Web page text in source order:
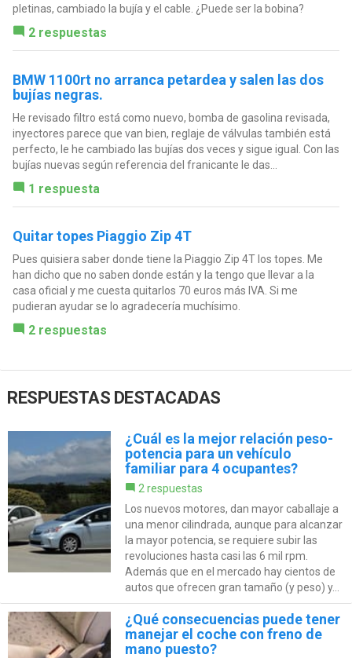
pletinas, cambiado la bujía y el cable. ¿Puede ser la bobina?
2 respuestas
BMW 1100rt no arranca petardea y salen las dos
bujías negras.
He revisado filtro está como nuevo, bomba de gasolina revisada,
inyectores parece que van bien, reglaje de válvulas también está
perfecto, le he cambiado las bujías dos veces y sigue igual. Con las
bujías nuevas según referencia del franicante le das...
1 respuesta
Quitar topes Piaggio Zip 4T
Pues quisiera saber donde tiene la Piaggio Zip 4T los topes. Me
han dicho que no saben donde están y la tengo que llevar a la
casa oficial y me cuesta quitarlos 70 euros más IVA. Si me
pudieran ayudar se lo agradecería muchísimo.
2 respuestas
RESPUESTAS DESTACADAS
¿Cuál es la mejor relación peso-
potencia para un vehículo
familiar para 4 ocupantes?
2 respuestas
Los nuevos motores, dan mayor caballaje a
una menor cilindrada, aunque para alcanzar
la mayor potencia, se requiere subir las
revoluciones hasta casi las 6 mil rpm.
Además que en el mercado hay cientos de
autos que ofrecen gran tamaño (y peso) y...
¿Qué consecuencias puede tener
manejar el coche con freno de
mano puesto?